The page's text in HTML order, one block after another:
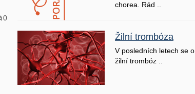
0
chorea. Rád ..
Žilní trombóza
V posledních letech se o
žilní trombóz ..